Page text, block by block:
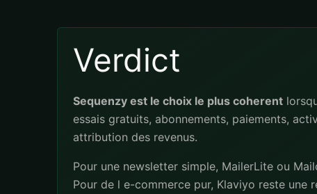
Verdict
Sequenzy est le choix le plus coherent
essais gratuits, abonnements, paiements,
attribution des revenus.
Pour une newsletter simple, MailerLite ou
Pour de l e-commerce pur, Klaviyo reste une